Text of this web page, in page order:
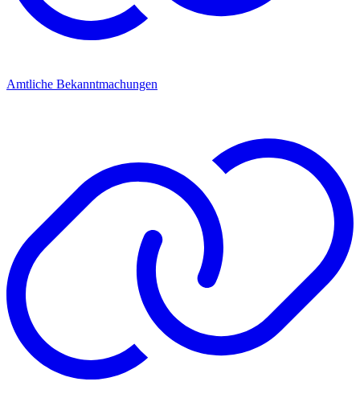
Amtliche Bekanntmachungen